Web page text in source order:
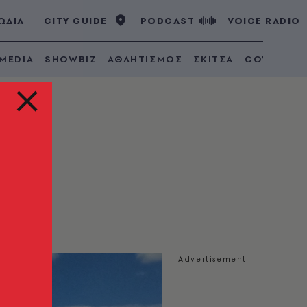
CITY GUIDE PODCAST VOICE RADIO
SHOWBIZ ΑΘΛΗΤΙΣΜΟΣ ΣΚΙΤΣΑ COVID 19